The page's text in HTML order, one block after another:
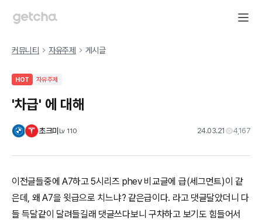
커뮤니티 자유주제 게시글
HOT 자유주제
'차급' 에 대해
초크미 Lv 110 24.03.21 4,167
이전글들중에 A7하고 5시리즈 phev 비교글에 급(세그먼트)이 같
은데, 왜 A7을 윗급으로 치느냐? 같은급이다. 라고 댓글달았더니 다
들 득달같이 달려들길래 댓글쓰다보니 구차하고 보기도 힘들어서